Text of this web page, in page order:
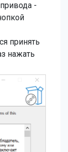
-
принять
нажать